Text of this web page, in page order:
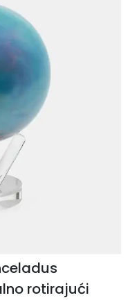
rotirajući